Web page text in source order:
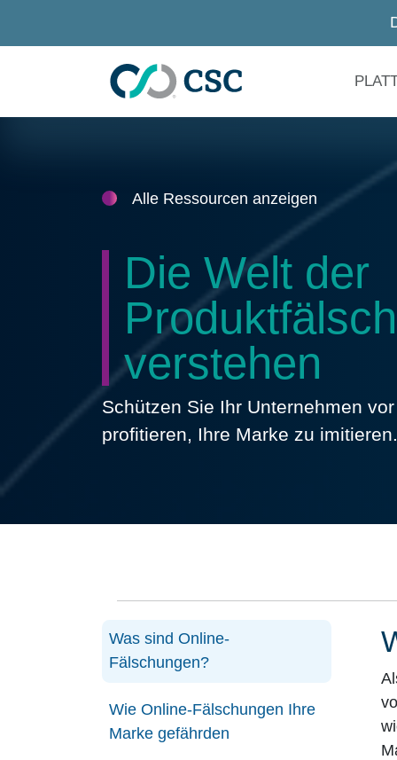
Alle Ressourcen anzeigen
Die Welt der
verstehen
Schützen Sie Ihr Unternehmen
profitieren, Ihre Marke zu imitieren.
Was sind Online-
Fälschungen?
Wie Online-Fälschungen Ihre
Marke gefährden